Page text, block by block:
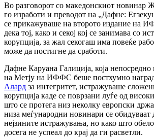
Во разговорот со македонскиот новинар
го изработи и преводот на „Дафне:
се прикажуваше на второто издание на
дека тој, како и секој кој се занимава со
корупција, за жал секогаш има повеќе
може да постигне да сработи.
Дафне Каруана Галиција, која непосредно
на Метју на ИФФС беше постхумно
Алард за интегритет, истражуваше
корупција каде се поврзани луѓе од
што се протега низ неколку европски
низа меѓународни новинари се обидуваат
нејзините истражувања, но како што
досега не успеал до крај да ги расветли.